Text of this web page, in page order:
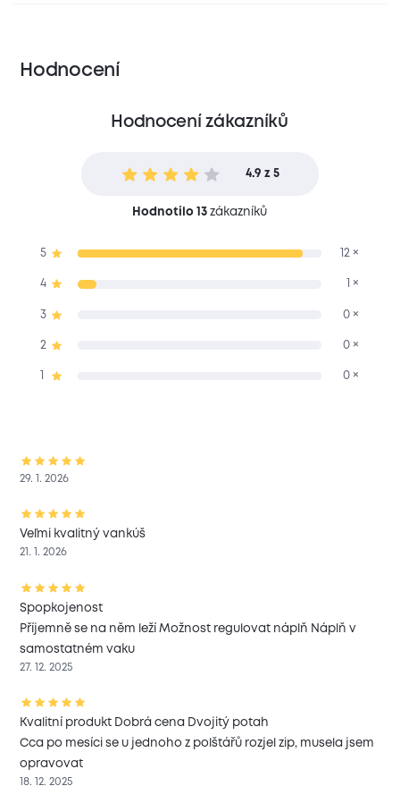
Hodnocení
Hodnocení zákazníků
4.9 z 5
Hodnotilo 13 zákazníků
5 12 ×
4 1 ×
3 0 ×
2 0 ×
0 ×
29. 1. 2026
Veľmi kvalitný vankúš
21. 1. 2026
Spopkojenost
Příjemně se na něm leží Možnost regulovat náplň Náplň v
samostatném vaku
27. 12. 2025
Kvalitní produkt Dobrá cena Dvojitý potah
Cca po mesíci se u jednoho z polštářů rozjel zip, musela jsem
opravovat
18. 12. 2025